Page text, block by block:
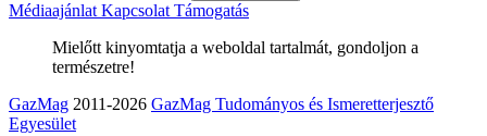
MédiaajánlatKapcsolatTámogatás
Mielőtt kinyomtatja a weboldal tartalmát, gondoljon a
természetre!
GazMag 2011-2026 GazMag Tudományos és Ismeretterjesztő
Egyesület